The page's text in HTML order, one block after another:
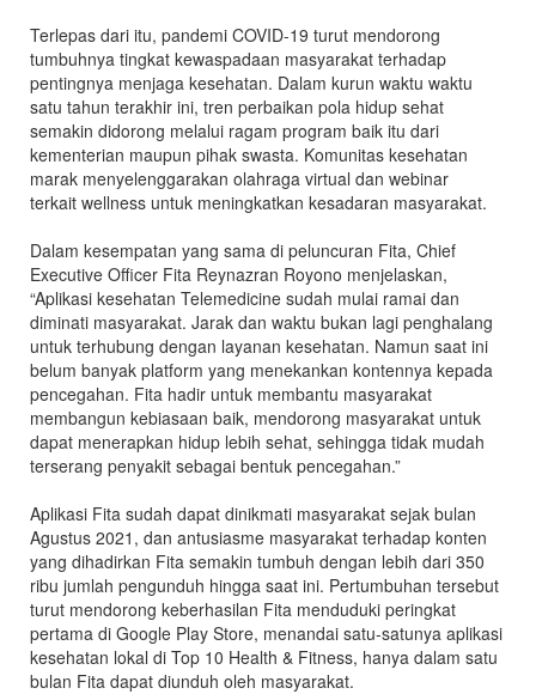
Terlepas dari itu, pandemi COVID-19 turut mendorong
tumbuhnya tingkat kewaspadaan masyarakat terhadap
pentingnya menjaga kesehatan. Dalam kurun waktu waktu
satu tahun terakhir ini, tren perbaikan pola hidup sehat
semakin didorong melalui ragam program baik itu dari
kementerian maupun pihak swasta. Komunitas kesehatan
marak menyelenggarakan olahraga virtual dan webinar
terkait wellness untuk meningkatkan kesadaran masyarakat.
Dalam kesempatan yang sama di peluncuran Fita, Chief
Executive Officer Fita Reynazran Royono menjelaskan,
“Aplikasi kesehatan Telemedicine sudah mulai ramai dan
diminati masyarakat. Jarak dan waktu bukan lagi penghalang
untuk terhubung dengan layanan kesehatan. Namun saat ini
belum banyak platform yang menekankan kontennya kepada
pencegahan. Fita hadir untuk membantu masyarakat
membangun kebiasaan baik, mendorong masyarakat untuk
dapat menerapkan hidup lebih sehat, sehingga tidak mudah
terserang penyakit sebagai bentuk pencegahan.”
Aplikasi Fita sudah dapat dinikmati masyarakat sejak bulan
Agustus 2021, dan antusiasme masyarakat terhadap konten
yang dihadirkan Fita semakin tumbuh dengan lebih dari 350
ribu jumlah pengunduh hingga saat ini. Pertumbuhan tersebut
turut mendorong keberhasilan Fita menduduki peringkat
pertama di Google Play Store, menandai satu-satunya aplikasi
kesehatan lokal di Top 10 Health & Fitness, hanya dalam satu
bulan Fita dapat diunduh oleh masyarakat.